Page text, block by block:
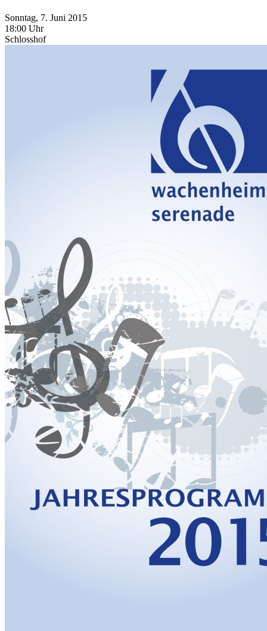
Sonntag, 7. Juni 2015
18:00 Uhr
Schlosshof